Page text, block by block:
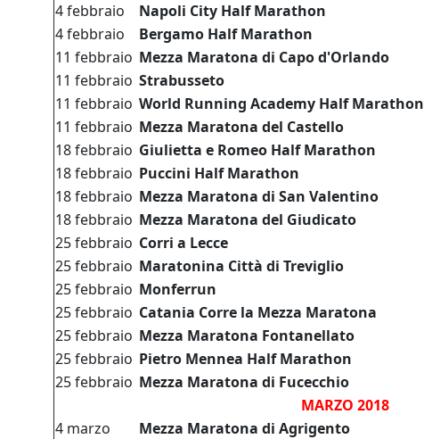
4 febbraio
Napoli City Half Marathon
4 febbraio
Bergamo Half Marathon
11 febbraio Mezza Maratona di Capo d'Orlando
11 febbraio Strabusseto
11 febbraio World Running Academy Half Marathon
11 febbraio Mezza Maratona del Castello
18febbraio Giulietta e Romeo Half Marathon
18febbraio Puccini Half Marathon
18febbraio Mezza Maratona di San Valentino
18 febbraio Mezza Maratona del Giudicato
25febbraio Corri a Lecce
25febbraio Maratonina Città di Treviglio
25febbraio Monferrun
25febbraio Catania Corre la Mezza Maratona
25febbraio Mezza Maratona Fontanellato
25febbraio Pietro Mennea Half Marathon
25febbraio Mezza Maratona di Fucecchio
MARZO 2018
4 marzo
Mezza Maratona di Agrigento